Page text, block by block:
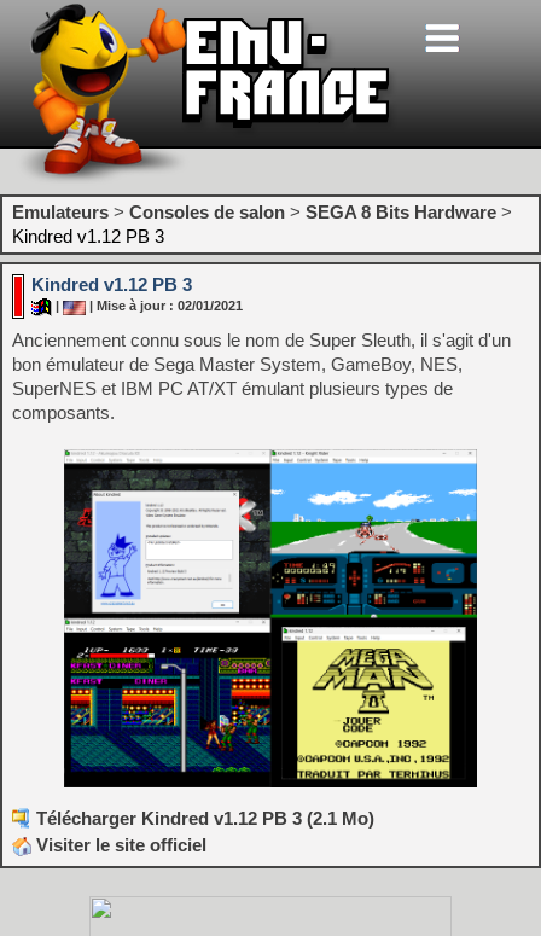
Emulateurs > Consoles de salon > SEGA 8 Bits Hardware >
Kindred v1.12 PB 3
Kindred v1.12 PB 3
| Mise à jour : 02/01/2021
Anciennement connu sous le nom de Super Sleuth, il s'agit d'un
bon émulateur de Sega Master System, GameBoy, NES,
SuperNES et IBM PC AT/XT émulant plusieurs types de
composants.
Télécharger Kindred v1.12 PB 3 (2.1 Mo)
Visiter le site officiel